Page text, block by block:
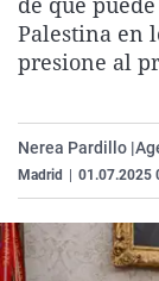
Palestina en
presione al
Nerea Pardillo |
Madrid 01.07.2025